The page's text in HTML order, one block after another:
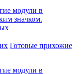
модули в
значком.
Готовые прихожие
модули в